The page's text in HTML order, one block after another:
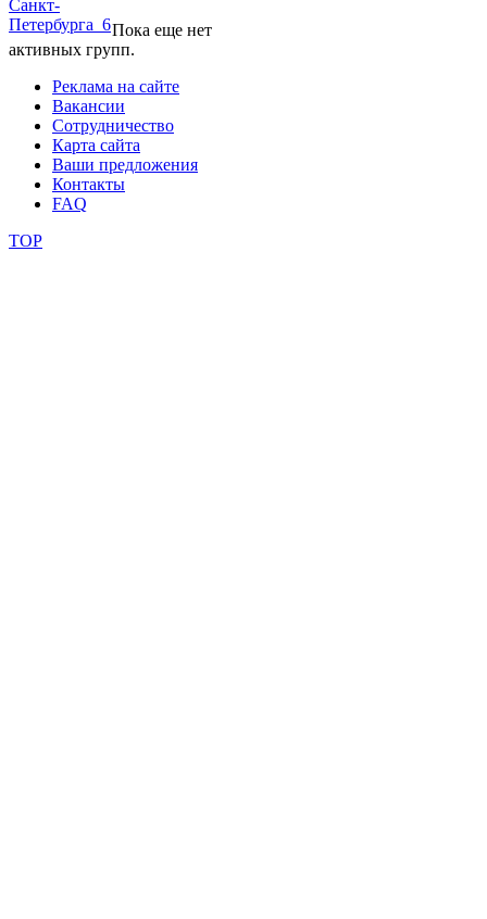
Пока еще нет
активных групп.
Реклама на сайте
Вакансии
Сотрудничество
Карта сайта
Ваши предложения
Контакты
FAQ
TOP